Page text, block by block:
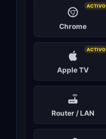
Chrome
ACTIVO
Apple TV
ACTIVO
Router / LAN